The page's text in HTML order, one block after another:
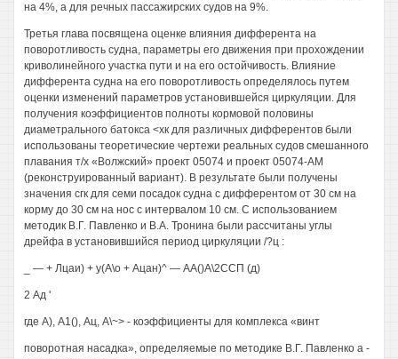
на 4%, а для речных пассажирских судов на 9%.
Третья глава посвящена оценке влияния дифферента на
поворотливость судна, параметры его движения при прохождении
криволинейного участка пути и на его остойчивость. Влияние
дифферента судна на его поворотливость определялось путем
оценки изменений параметров установившейся циркуляции. Для
получения коэффициентов полноты кормовой половины
диаметрального батокса <хк для различных дифферентов были
использованы теоретические чертежи реальных судов смешанного
плавания т/х «Волжский» проект 05074 и проект 05074-АМ
(реконструированный вариант). В результате были получены
значения сгк для семи посадок судна с дифферентом от 30 см на
корму до 30 см на нос с интервалом 10 см. С использованием
методик В.Г. Павленко и В.А. Тронина были рассчитаны углы
дрейфа в установившийся период циркуляции /?ц :
_ — + Лцаи) + у(А\о + Ацан)^ — АА()А\2ССП (д)
2 Ад '
где А), А1(), Ац, А\~> - коэффициенты для комплекса «винт
поворотная насадка», определяемые по методике В.Г. Павленко а -